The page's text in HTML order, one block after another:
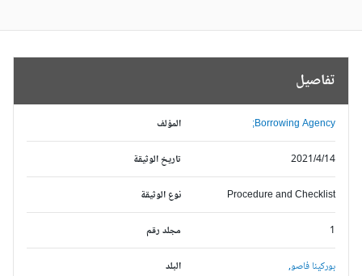
تفاصيل
المؤلف Borrowing Agency;
تاريخ الوثيقة 2021/4/14
نوع الوثيقة Procedure and Checklist
مجلد رقم
البلد بوركينا فاصو,